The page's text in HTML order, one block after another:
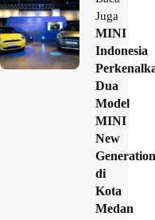
Juga
MINI
Indonesia
Dua
Model
MINI
New
Generation
di
Kota
Medan